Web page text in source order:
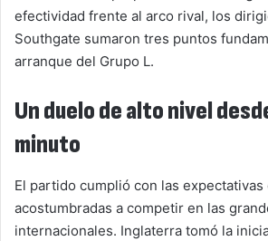
efectividad frente al arco rival, los
Southgate sumaron tres puntos
arranque del Grupo L.
Un duelo de alto nivel
minuto
El partido cumplió con las
acostumbradas a competir en las
internacionales. Inglaterra tomó la